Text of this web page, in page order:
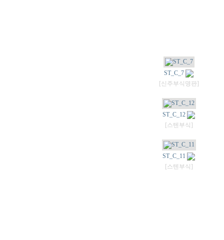
ST_C_7
[신주부식명판]
ST_C_12
[스텐부식]
ST_C_11
[스텐부식]